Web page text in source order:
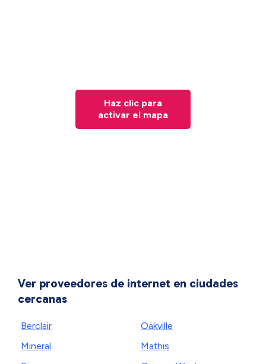
Haz clic para
activar el mapa
Ver proveedores de internet en ciudades
cercanas
Berclair
Mineral
Oakville
Mathis